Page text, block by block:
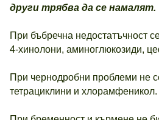
други трябва да се намалят.
При бъбречна недостатъчност
4-хинолони, аминоглюкозиди,
При чернодробни проблеми не
тетрациклини и хлорамфеникол.